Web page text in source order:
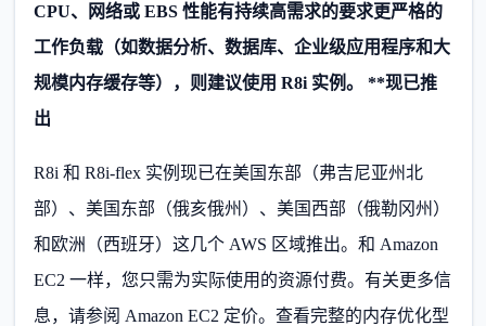
CPU、网络或 EBS 性能有持续高需求的要求更严格的
工作负载（如数据分析、数据库、企业级应用程序和大
规模内存缓存等），则建议使用 R8i 实例。 **现已推
出
R8i 和 R8i-flex 实例现已在美国东部（弗吉尼亚州北
部）、美国东部（俄亥俄州）、美国西部（俄勒冈州）
和欧洲（西班牙）这几个 AWS 区域推出。和 Amazon
EC2 一样，您只需为实际使用的资源付费。有关更多信
息，请参阅 Amazon EC2 定价。查看完整的内存优化型